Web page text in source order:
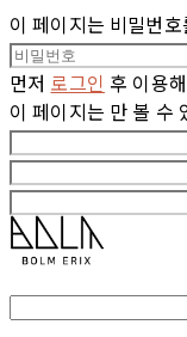
이 페이지는 비밀번
먼저 로그인 후 이용
이 페이지는 만 볼 수